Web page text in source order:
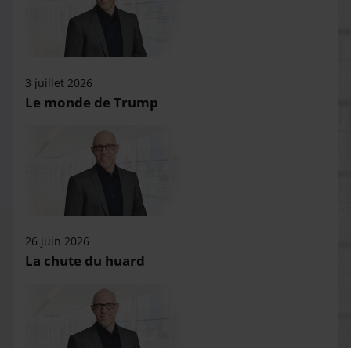
3 juillet 2026
Le monde de Trump
26 juin 2026
La chute du huard